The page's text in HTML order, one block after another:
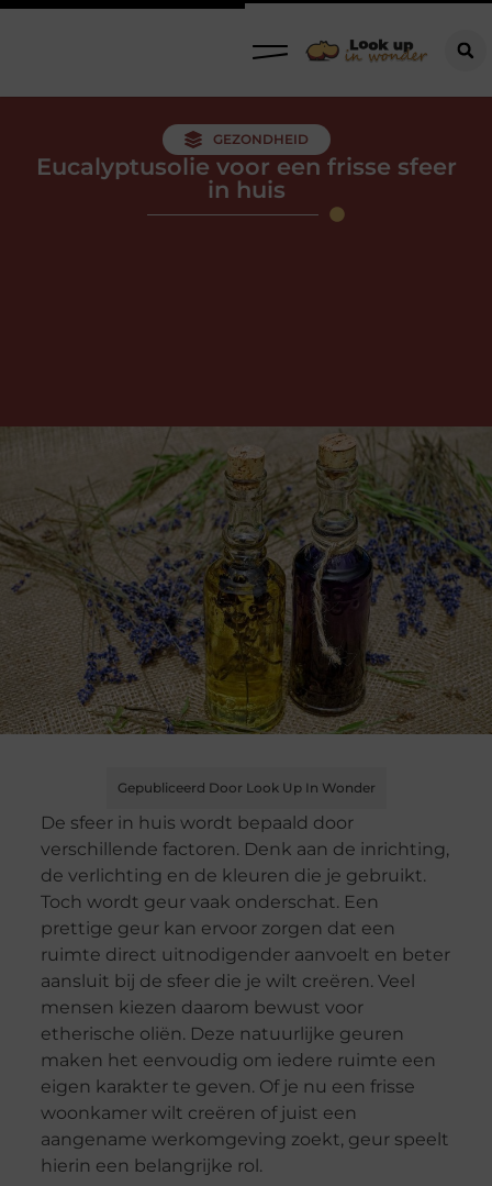
GEZONDHEID
Eucalyptusolie voor een frisse sfeer
in huis
Gepubliceerd Door Look Up In Wonder
De sfeer in huis wordt bepaald door
verschillende factoren. Denk aan de inrichting,
de verlichting en de kleuren die je gebruikt.
Toch wordt geur vaak onderschat. Een
prettige geur kan ervoor zorgen dat een
ruimte direct uitnodigender aanvoelt en beter
aansluit bij de sfeer die je wilt creëren. Veel
mensen kiezen daarom bewust voor
etherische oliën. Deze natuurlijke geuren
maken het eenvoudig om iedere ruimte een
eigen karakter te geven. Of je nu een frisse
woonkamer wilt creëren of juist een
aangename werkomgeving zoekt, geur speelt
hierin een belangrijke rol.